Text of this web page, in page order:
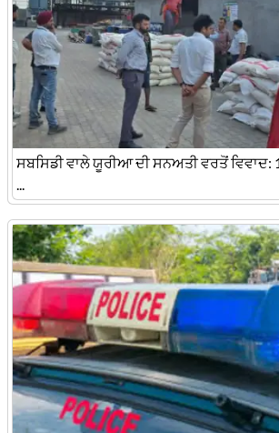
ਸਬਸਿਡੀ ਵਾਲੇ ਯੂਰੀਆ ਦੀ ਸਨਅਤੀ ਵਰਤੋਂ ਵਿਵਾਦ:
...